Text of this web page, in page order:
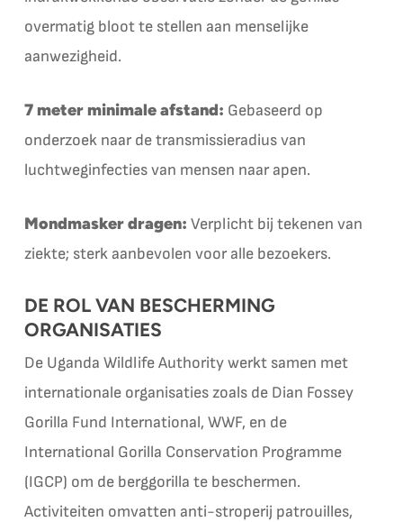
overmatig bloot te stellen aan menselijke
aanwezigheid.
7 meter minimale afstand: Gebaseerd op
onderzoek naar de transmissieradius van
luchtweginfecties van mensen naar apen.
Mondmasker dragen: Verplicht bij tekenen van
ziekte; sterk aanbevolen voor alle bezoekers.
DE ROL VAN BESCHERMING
ORGANISATIES
De Uganda Wildlife Authority werkt samen met
internationale organisaties zoals de Dian Fossey
Gorilla Fund International, WWF, en de
International Gorilla Conservation Programme
(IGCP) om de berggorilla te beschermen.
Activiteiten omvatten anti-stroperij patrouilles,